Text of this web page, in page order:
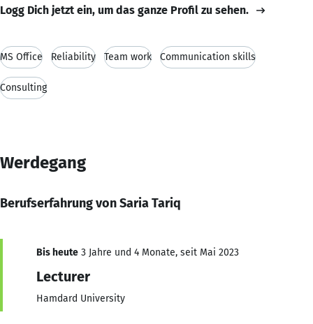
Logg Dich jetzt ein, um das ganze Profil zu sehen.
MS Office Reliability Team work Communication skills
Consulting
Werdegang
Berufserfahrung von Saria Tariq
Bis heute 3 Jahre und 4 Monate, seit Mai 2023
Lecturer
Hamdard University